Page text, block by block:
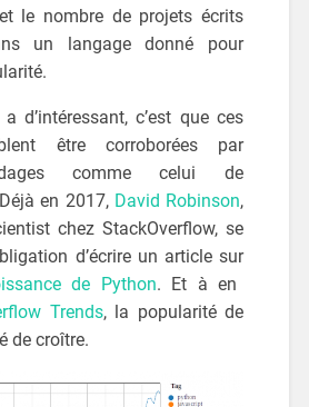
le nombre de projets écrits
un langage donné pour
d’intéressant, c’est que ces
être corroborées par
comme celui de
en 2017, David Robinson,
chez StackOverflow, se
d’écrire un article sur
de Python. Et à en
Trends, la popularité de
de croître.